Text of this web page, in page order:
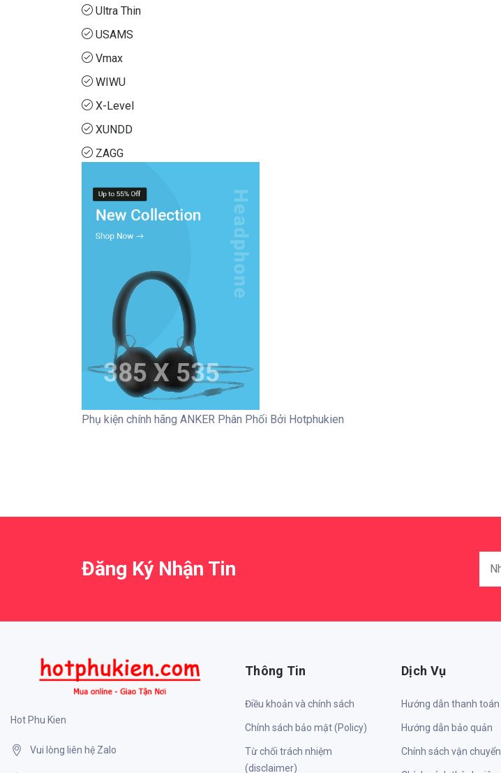
Ultra Thin
USAMS
Vmax
WIWU
X-Level
XUNDD
ZAGG
Phụ kiện chính hãng ANKER Phân Phối Bởi Hotphukien
Đăng Ký Nhận Tin
Hot Phu Kien
Vui lòng liên hệ Zalo
Thông Tin
Điều khoản và chính sách
Chính sách bảo mật (Policy)
Từ chối trách nhiệm
(disclaimer)
Dịch Vụ
Hướng dẫn thanh toán
Hướng dẫn bảo quản
Chính sách vận chuyển